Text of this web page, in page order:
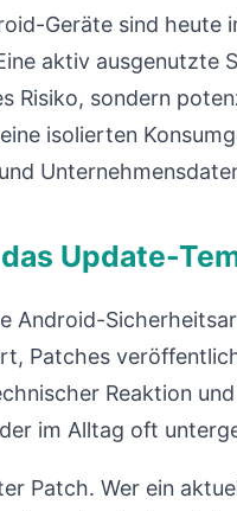
Geräte sind heute
aktiv ausgenutzte
Risiko, sondern
isolierten
Update-
Android-
Patches
Reaktion
im Alltag oft
Patch. Wer ein